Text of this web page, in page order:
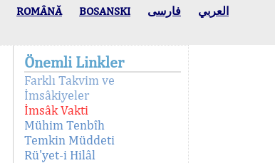
ROMÂNĂ BOSANSKI العربي فارسی
Önemli Linkler
Farklı Takvim ve
İmsâkiyeler
İmsâk Vakti
Mühim Tenbîh
Temkin Müddeti
Rü'yet-i Hilâl